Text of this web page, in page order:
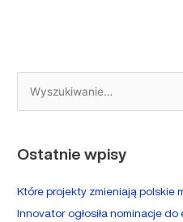
z
k
Ostatnie wpisy
Które projekty zmieniają polskie
Innovator ogłosiła nominacje